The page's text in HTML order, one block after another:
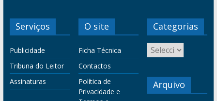
Serviços
Publicidade
Tribuna do Leitor
Assinaturas
O site
Ficha Técnica
Contactos
Política de
Privacidade e
Categorias
Arquivo